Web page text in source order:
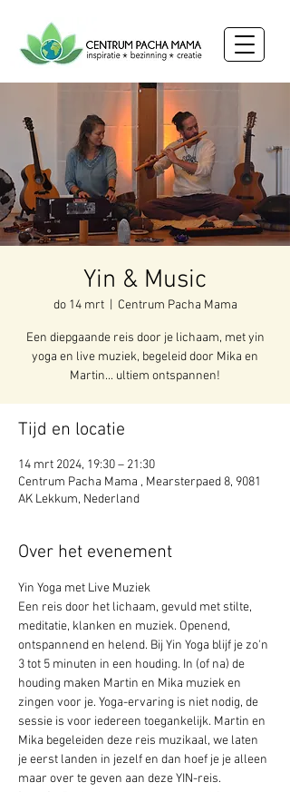
Yin & Music
do 14 mrt
  |
Centrum Pacha Mama
Een diepgaande reis door je lichaam, met yin
yoga en live muziek, begeleid door Mika en
Martin... ultiem ontspannen!
Tijd en locatie
14 mrt 2024, 19:30 – 21:30
Centrum Pacha Mama , Mearsterpaed 8, 9081
AK Lekkum, Nederland
Over het evenement
Yin Yoga met Live Muziek
Een reis door het lichaam, gevuld met stilte,
meditatie, klanken en muziek. Openend,
ontspannend en helend. Bij Yin Yoga blijf je zo'n
3 tot 5 minuten in een houding. In (of na) de
houding maken Martin en Mika muziek en
zingen voor je. Yoga-ervaring is niet nodig, de
sessie is voor iedereen toegankelijk. Martin en
Mika begeleiden deze reis muzikaal, we laten
je eerst landen in jezelf en dan hoef je je alleen
maar over te geven aan deze YIN-reis.